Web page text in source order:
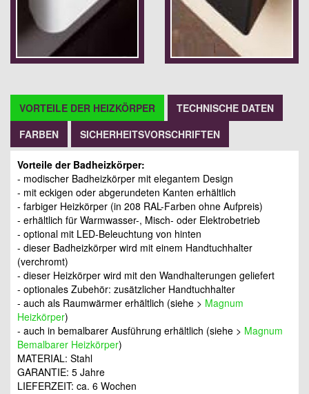
VORTEILE DER HEIZKÖRPER
TECHNISCHE DATEN
FARBEN
SICHERHEITSVORSCHRIFTEN
Vorteile der Badheizkörper:
- modischer Badheizkörper mit elegantem Design
- mit eckigen oder abgerundeten Kanten erhältlich
- farbiger Heizkörper (in 208 RAL-Farben ohne Aufpreis)
- erhältlich für Warmwasser-, Misch- oder Elektrobetrieb
- optional mit LED-Beleuchtung von hinten
- dieser Badheizkörper wird mit einem Handtuchhalter
(verchromt)
- dieser Heizkörper wird mit den Wandhalterungen geliefert
- optionales Zubehör: zusätzlicher Handtuchhalter
- auch als Raumwärmer erhältlich (siehe > Magnum
Heizkörper)
- auch in bemalbarer Ausführung erhältlich (siehe > Magnum
Bemalbarer Heizkörper)
MATERIAL: Stahl
GARANTIE: 5 Jahre
LIEFERZEIT: ca. 6 Wochen